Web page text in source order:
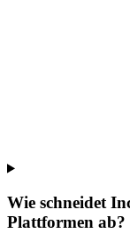
Wie schneidet
Plattformen ab?